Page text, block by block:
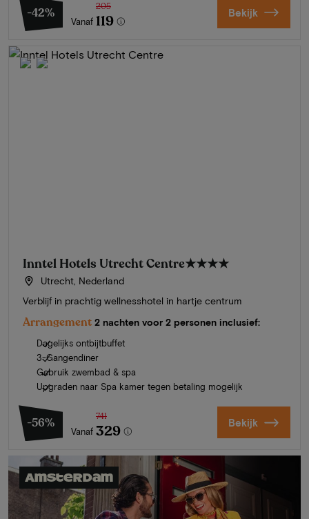
-42%
Vanaf
205
119 Bekijk
Inntel Hotels Utrecht Centre★★★★
Utrecht, Nederland
Verblijf in prachtig wellnesshotel in hartje centrum
Arrangement 2 nachten voor 2 personen inclusief:
Dagelijks ontbijtbuffet
3-Gangendiner
Gebruik zwembad & spa
Upgraden naar Spa kamer tegen betaling mogelijk
-56%
Vanaf
741
329 Bekijk
Amsterdam